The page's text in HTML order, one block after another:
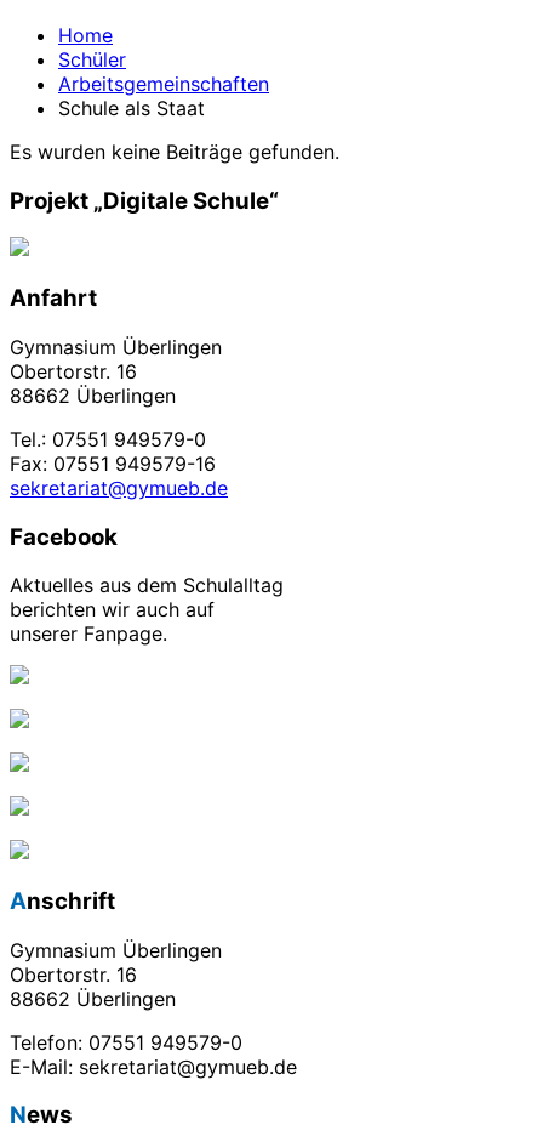
Home
Schüler
Arbeitsgemeinschaften
Schule als Staat
Es wurden keine Beiträge gefunden.
Projekt „Digitale Schule“
Anfahrt
Gymnasium Überlingen
Obertorstr. 16
88662 Überlingen
Tel.: 07551 949579-0
Fax: 07551 949579-16
sekretariat@gymueb.de
Facebook
Aktuelles aus dem Schulalltag
berichten wir auch auf
unserer Fanpage.
Anschrift
Gymnasium Überlingen
Obertorstr. 16
88662 Überlingen
Telefon: 07551 949579-0
E-Mail: sekretariat@gymueb.de
News